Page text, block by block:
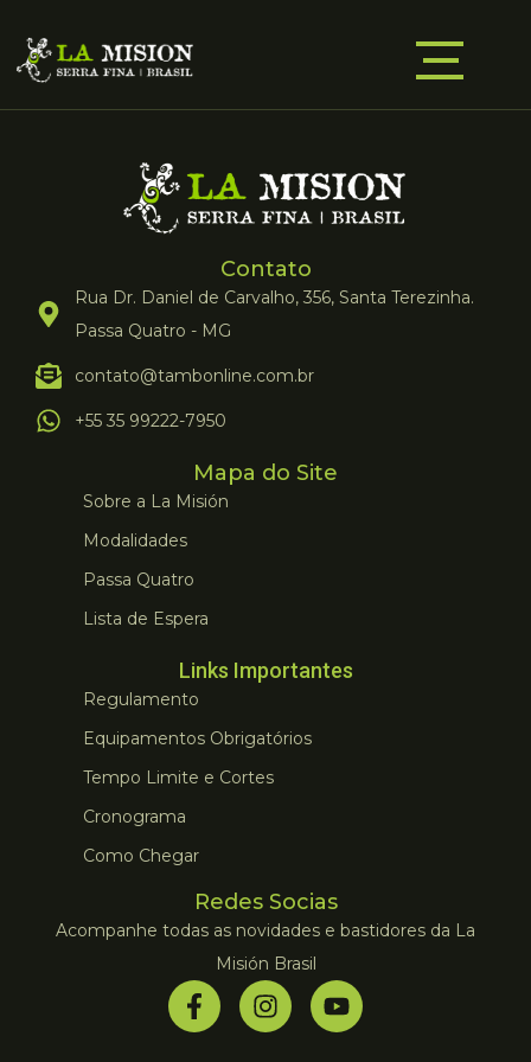
Contato
Rua Dr. Daniel de Carvalho, 356, Santa Terezinha.
Passa Quatro - MG
contato@tambonline.com.br
+55 35 99222-7950
Mapa do Site
Sobre a La Misión
Modalidades
Passa Quatro
Lista de Espera
Links Importantes
Regulamento
Equipamentos Obrigatórios
Tempo Limite e Cortes
Cronograma
Como Chegar
Redes Socias
Acompanhe todas as novidades e bastidores da La
Misión Brasil